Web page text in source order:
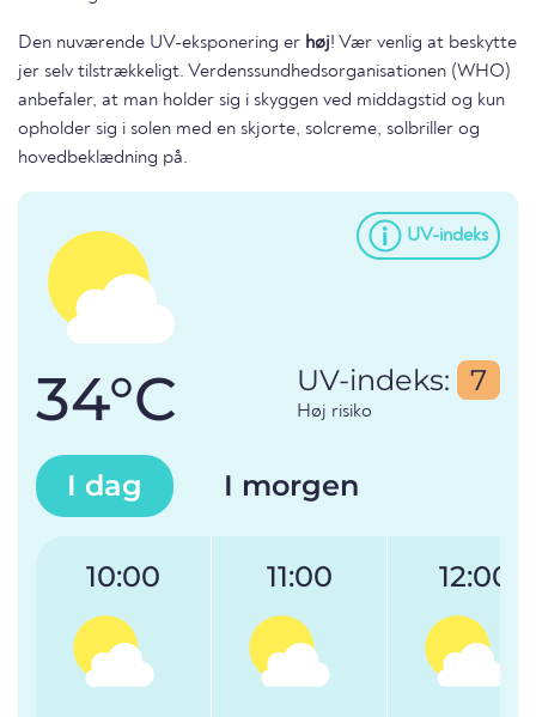
Den nuværende UV-eksponering er høj! Vær venlig at beskytte
jer selv tilstrækkeligt. Verdenssundhedsorganisationen (WHO)
anbefaler, at man holder sig i skyggen ved middagstid og kun
opholder sig i solen med en skjorte, solcreme, solbriller og
hovedbeklædning på.
UV-indeks
34°C UV-indeks: 7
Høj risiko
I dag I morgen
10:00 11:00 12:00